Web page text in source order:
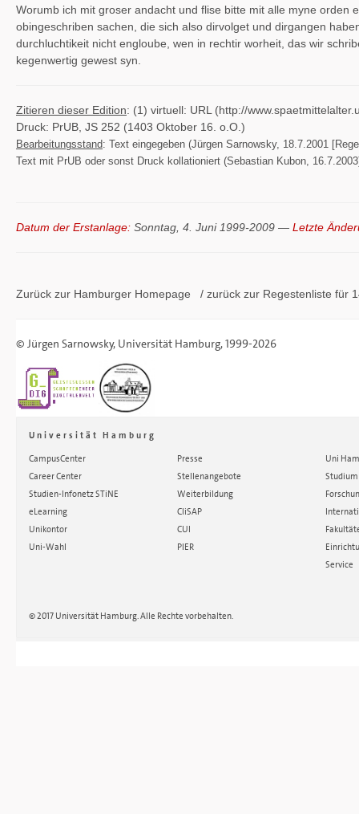
Worumb ich mit groser andacht und flise bitte mit alle myne
obingeschriben sachen, die sich also dirvolget und dirgangen
durchluchtikeit nicht engloube, wen in rechtir worheit, das wir
kegenwertig gewest syn.
Zitieren dieser Edition: (1) virtuell: URL (http://
Druck: PrUB, JS 252 (1403 Oktober 16. o.O.)
Bearbeitungsstand: Text eingegeben (Jürgen Sarnowsky, 18.7.2001
Text mit PrUB oder sonst Druck kollationiert (Sebastian Kubon,
Datum der Erstanlage: Sonntag, 4. Juni 1999-2009 — Letzte
Zurück zur Hamburger Homepage / zurück zur Regestenliste für
© Jürgen Sarnowsky, Universität Hamburg, 1999-2026